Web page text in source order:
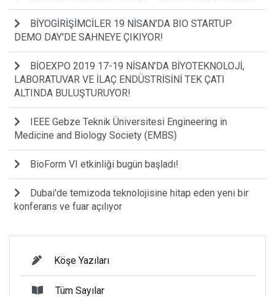
BİYOGİRİŞİMCİLER 19 NİSAN'DA BIO STARTUP
DEMO DAY'DE SAHNEYE ÇIKIYOR!
BİOEXPO 2019 17-19 NİSAN’DA BİYOTEKNOLOJİ,
LABORATUVAR VE İLAÇ ENDÜSTRİSİNİ TEK ÇATI
ALTINDA BULUŞTURUYOR!
IEEE Gebze Teknik Üniversitesi Engineering in
Medicine and Biology Society (EMBS)
BioForm VI etkinliği bugün başladı!
Dubai'de temizoda teknolojisine hitap eden yeni bir
konferans ve fuar açılıyor
Köşe Yazıları
Tüm Sayılar